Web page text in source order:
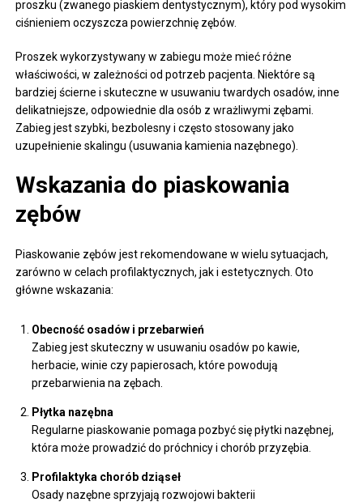
proszku (zwanego piaskiem dentystycznym), który pod wysokim
ciśnieniem oczyszcza powierzchnię zębów.
Proszek wykorzystywany w zabiegu może mieć różne
właściwości, w zależności od potrzeb pacjenta. Niektóre są
bardziej ścierne i skuteczne w usuwaniu twardych osadów, inne
delikatniejsze, odpowiednie dla osób z wrażliwymi zębami.
Zabieg jest szybki, bezbolesny i często stosowany jako
uzupełnienie skalingu (usuwania kamienia nazębnego).
Wskazania do piaskowania
zębów
Piaskowanie zębów jest rekomendowane w wielu sytuacjach,
zarówno w celach profilaktycznych, jak i estetycznych. Oto
główne wskazania:
Obecność osadów i przebarwień
Zabieg jest skuteczny w usuwaniu osadów po kawie,
herbacie, winie czy papierosach, które powodują
przebarwienia na zębach.
Płytka nazębna
Regularne piaskowanie pomaga pozbyć się płytki nazębnej,
która może prowadzić do próchnicy i chorób przyzębia.
Profilaktyka chorób dziąseł
Osady nazębne sprzyjają rozwojowi bakterii